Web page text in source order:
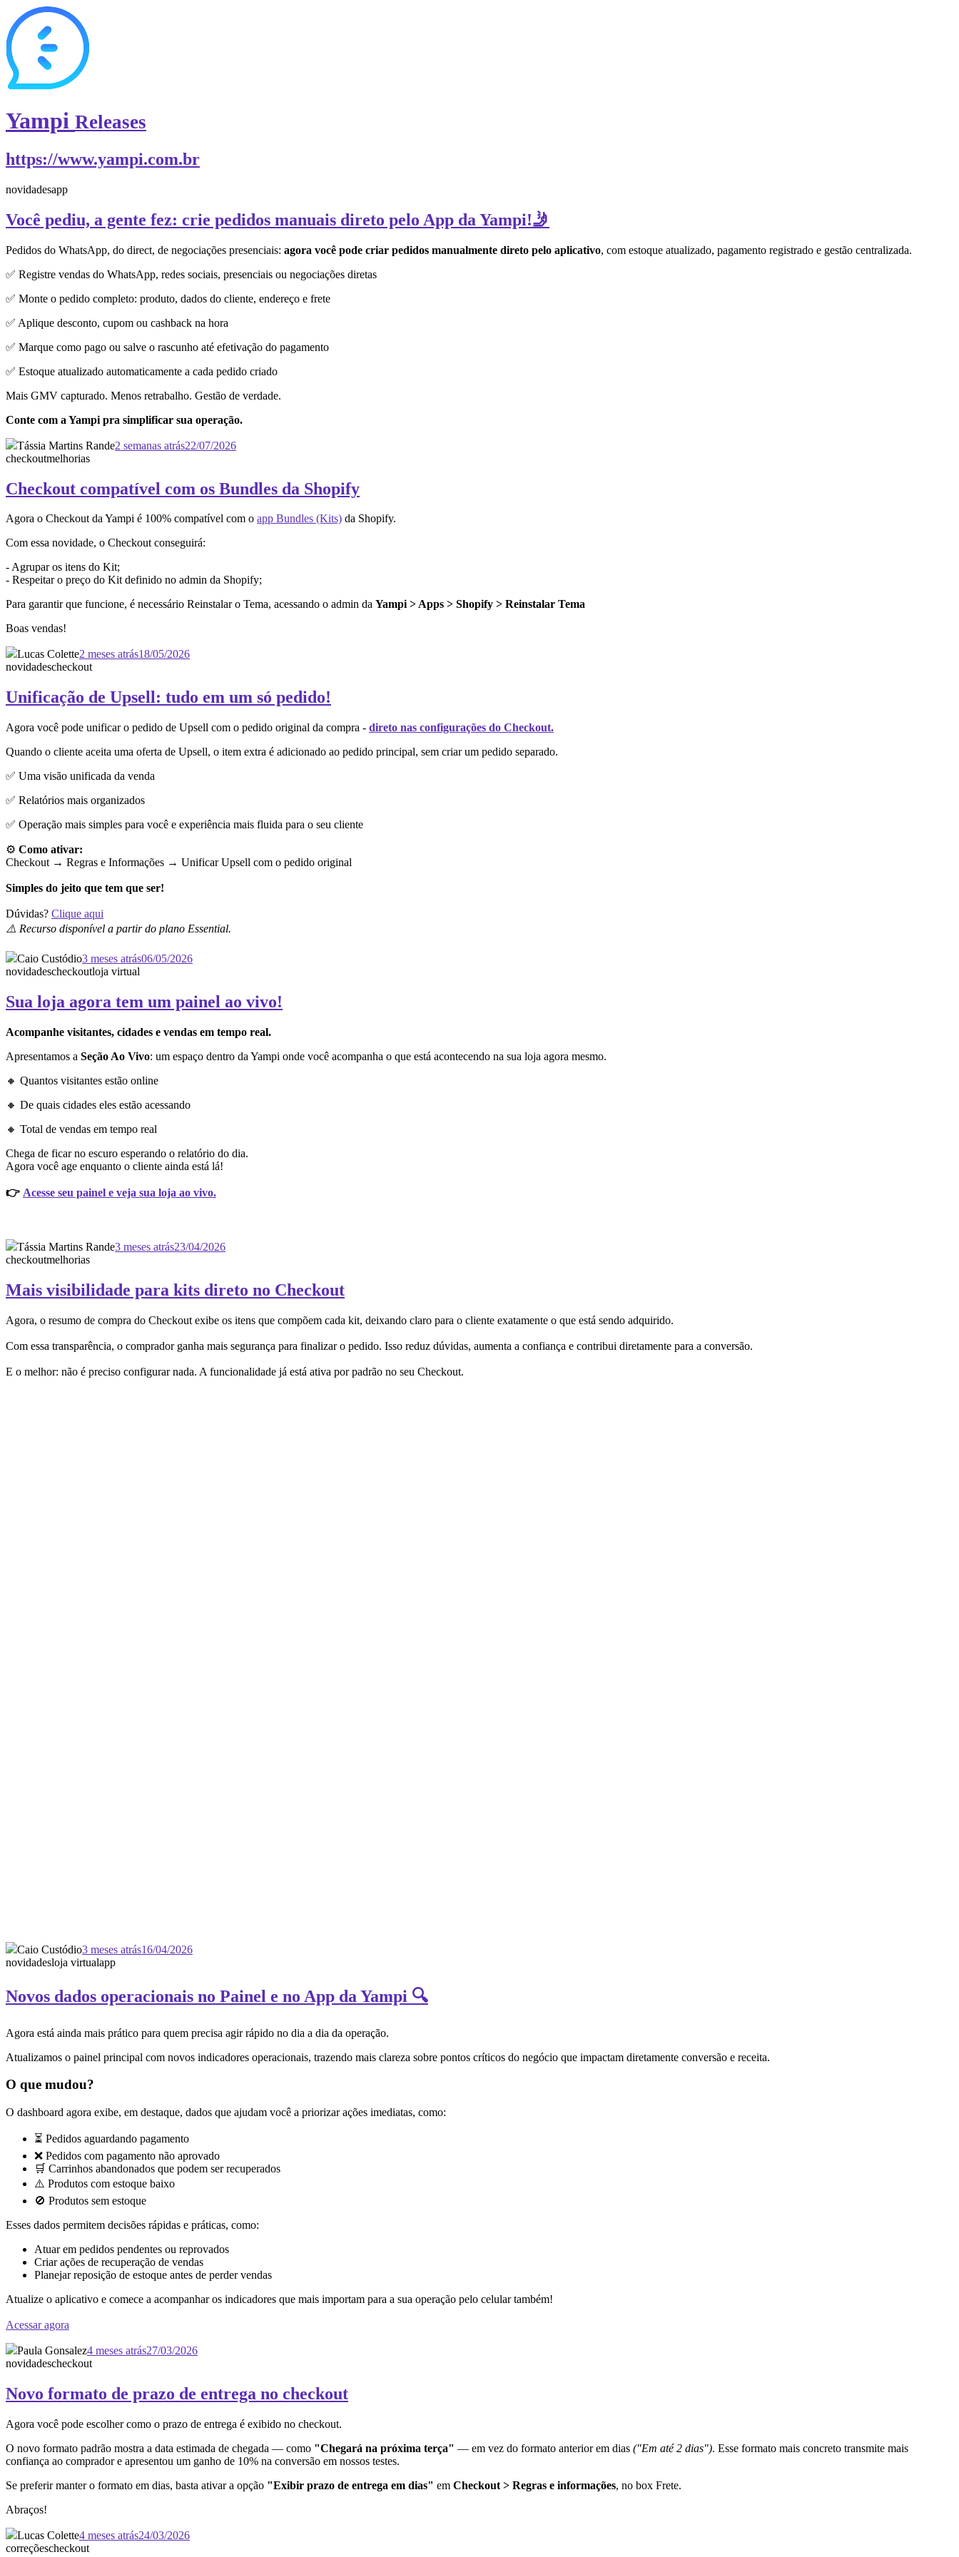
Yampi Releases
https://www.yampi.com.br
novidadesapp
Você pediu, a gente fez: crie pedidos manuais direto pelo App da Yampi!🤳
Pedidos do WhatsApp, do direct, de negociações presenciais: agora você pode criar pedidos manualmente direto pelo aplicativo, com estoque atualizado, pagamento registrado e gestão centralizada.
✅ Registre vendas do WhatsApp, redes sociais, presenciais ou negociações diretas
✅ Monte o pedido completo: produto, dados do cliente, endereço e frete
✅ Aplique desconto, cupom ou cashback na hora
✅ Marque como pago ou salve o rascunho até efetivação do pagamento
✅ Estoque atualizado automaticamente a cada pedido criado
Mais GMV capturado. Menos retrabalho. Gestão de verdade.
Conte com a Yampi pra simplificar sua operação.
Tássia Martins Rande2 semanas atrás22/07/2026
checkoutmelhorias
Checkout compatível com os Bundles da Shopify
Agora o Checkout da Yampi é 100% compatível com o app Bundles (Kits) da Shopify.
Com essa novidade, o Checkout conseguirá:
- Agrupar os itens do Kit;
- Respeitar o preço do Kit definido no admin da Shopify;
Para garantir que funcione, é necessário Reinstalar o Tema, acessando o admin da Yampi > Apps > Shopify > Reinstalar Tema
Boas vendas!
Lucas Colette2 meses atrás18/05/2026
novidadescheckout
Unificação de Upsell: tudo em um só pedido!
Agora você pode unificar o pedido de Upsell com o pedido original da compra - direto nas configurações do Checkout.
Quando o cliente aceita uma oferta de Upsell, o item extra é adicionado ao pedido principal, sem criar um pedido separado.
✅ Uma visão unificada da venda
✅ Relatórios mais organizados
✅ Operação mais simples para você e experiência mais fluida para o seu cliente
⚙️ Como ativar:
Checkout → Regras e Informações → Unificar Upsell com o pedido original
Simples do jeito que tem que ser!
Dúvidas? Clique aqui
⚠️ Recurso disponível a partir do plano Essential.
Caio Custódio3 meses atrás06/05/2026
novidadescheckoutloja virtual
Sua loja agora tem um painel ao vivo!
Acompanhe visitantes, cidades e vendas em tempo real.
Apresentamos a Seção Ao Vivo: um espaço dentro da Yampi onde você acompanha o que está acontecendo na sua loja agora mesmo.
🔸 Quantos visitantes estão online
🔸 De quais cidades eles estão acessando
🔸 Total de vendas em tempo real
Chega de ficar no escuro esperando o relatório do dia.
Agora você age enquanto o cliente ainda está lá!
👉 Acesse seu painel e veja sua loja ao vivo.
Tássia Martins Rande3 meses atrás23/04/2026
checkoutmelhorias
Mais visibilidade para kits direto no Checkout
Agora, o resumo de compra do Checkout exibe os itens que compõem cada kit, deixando claro para o cliente exatamente o que está sendo adquirido.
Com essa transparência, o comprador ganha mais segurança para finalizar o pedido. Isso reduz dúvidas, aumenta a confiança e contribui diretamente para a conversão.
E o melhor: não é preciso configurar nada. A funcionalidade já está ativa por padrão no seu Checkout.
Caio Custódio3 meses atrás16/04/2026
novidadesloja virtualapp
Novos dados operacionais no Painel e no App da Yampi 🔍
Agora está ainda mais prático para quem precisa agir rápido no dia a dia da operação.
Atualizamos o painel principal com novos indicadores operacionais, trazendo mais clareza sobre pontos críticos do negócio que impactam diretamente conversão e receita.
O que mudou?
O dashboard agora exibe, em destaque, dados que ajudam você a priorizar ações imediatas, como:
⏳ Pedidos aguardando pagamento
❌ Pedidos com pagamento não aprovado
🛒 Carrinhos abandonados que podem ser recuperados
⚠️ Produtos com estoque baixo
🚫 Produtos sem estoque
Esses dados permitem decisões rápidas e práticas, como:
Atuar em pedidos pendentes ou reprovados
Criar ações de recuperação de vendas
Planejar reposição de estoque antes de perder vendas
Atualize o aplicativo e comece a acompanhar os indicadores que mais importam para a sua operação pelo celular também!
Acessar agora
Paula Gonsalez4 meses atrás27/03/2026
novidadescheckout
Novo formato de prazo de entrega no checkout
Agora você pode escolher como o prazo de entrega é exibido no checkout.
O novo formato padrão mostra a data estimada de chegada — como "Chegará na próxima terça" — em vez do formato anterior em dias ("Em até 2 dias"). Esse formato mais concreto transmite mais
confiança ao comprador e apresentou um ganho de 10% na conversão em nossos testes.
Se preferir manter o formato em dias, basta ativar a opção "Exibir prazo de entrega em dias" em Checkout > Regras e informações, no box Frete.
Abraços!
Lucas Colette4 meses atrás24/03/2026
correçõescheckout